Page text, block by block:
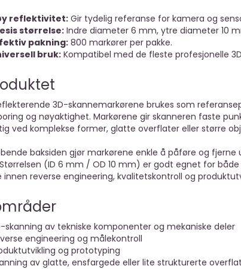
reflektivitet: Gir tydelig referanse for kamera og
størrelse: Indre diameter 6 mm, ytre diameter 10
pakning: 800 markører per pakke.
bruk: Kompatibel med de fleste profesjonelle
3D-skannemarkørene brukes som
og nøyaktighet. Markørene gir skanneren faste
ved komplekse former, glatte overflater eller større
baksiden gjør markørene enkle å påføre og
(ID 6 mm / OD 10 mm) er godt egnet for
innen reverse engineering, kvalitetskontroll og
skanning av tekniske komponenter og mekaniske deler
engineering og målekontroll
og prototyping
av glatte, ensfargede eller lite strukturerte